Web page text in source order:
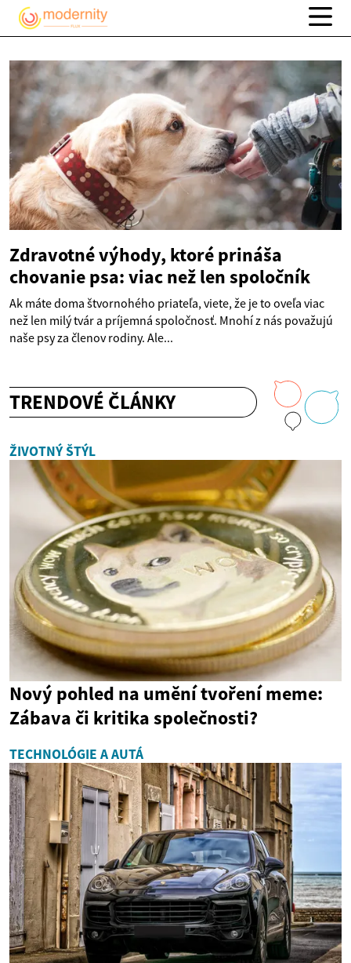
Zdravotné výhody, ktoré prináša
chovanie psa: viac než len spoločník
Ak máte doma štvornohého priateľa, viete, že je to oveľa viac
než len milý tvár a príjemná spoločnosť. Mnohí z nás považujú
naše psy za členov rodiny. Ale...
TRENDOVÉ ČLÁNKY
ŽIVOTNÝ ŠTÝL
Nový pohled na umění tvoření meme:
Zábava či kritika společnosti?
TECHNOLÓGIE A AUTÁ